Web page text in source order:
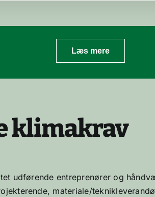
Læs mere
klimakrav
udførende entreprenører og
materiale/